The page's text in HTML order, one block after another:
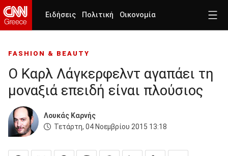
Ειδήσεις Πολιτική Οικονομία
FASHION & BEAUTY
Ο Καρλ Λάγκερφελντ αγαπάει τη
μοναξιά επειδή είναι πλούσιος
Λουκάς Καρνής
Τετάρτη, 04 Νοεμβρίου 2015 13:18